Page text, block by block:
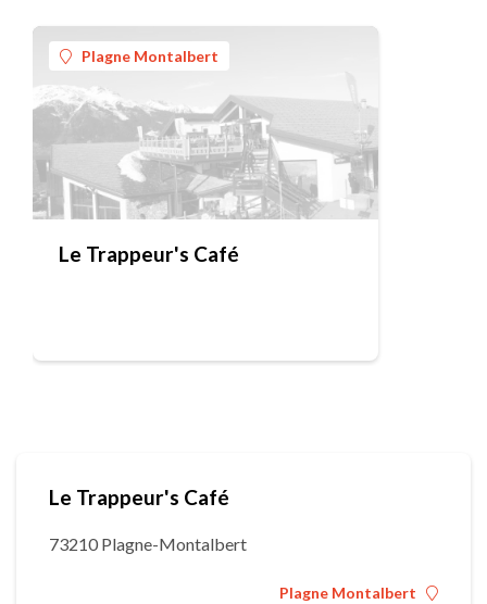
Plagne Montalbert
Le Trappeur's Café
Le Trappeur's Café
73210 Plagne-Montalbert
Plagne Montalbert